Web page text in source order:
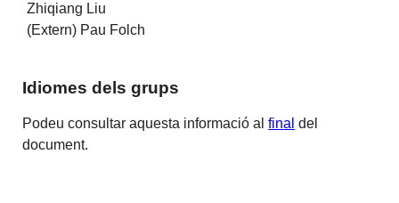
Zhiqiang Liu
(Extern) Pau Folch
Idiomes dels grups
Podeu consultar aquesta informació alfinal del
document.